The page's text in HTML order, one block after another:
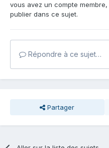
vous avez un compte membre,
publier dans ce sujet.
Répondre à ce sujet…
Partager